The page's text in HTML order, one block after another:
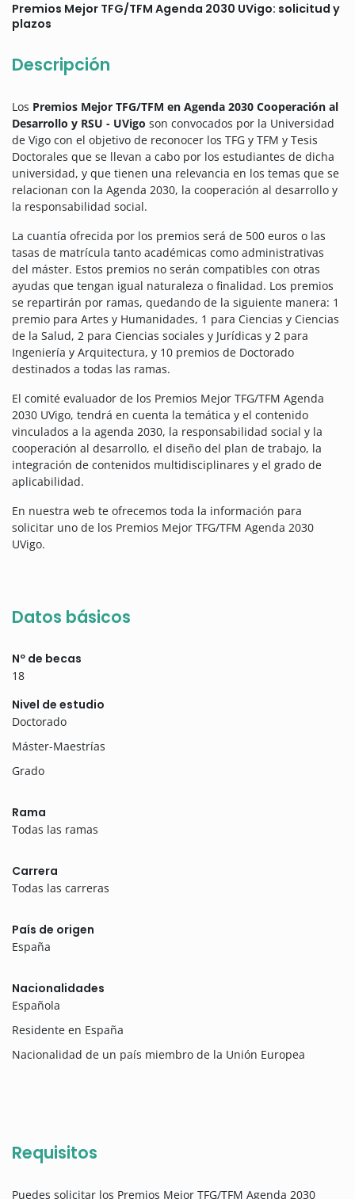
Premios Mejor TFG/TFM Agenda 2030 UVigo: solicitud y
plazos
Descripción
Los Premios Mejor TFG/TFM en Agenda 2030 Cooperación al
Desarrollo y RSU - UVigo son convocados por la Universidad
de Vigo con el objetivo de reconocer los TFG y TFM y Tesis
Doctorales que se llevan a cabo por los estudiantes de dicha
universidad, y que tienen una relevancia en los temas que se
relacionan con la Agenda 2030, la cooperación al desarrollo y
la responsabilidad social.
La cuantía ofrecida por los premios será de 500 euros o las
tasas de matrícula tanto académicas como administrativas
del máster. Estos premios no serán compatibles con otras
ayudas que tengan igual naturaleza o finalidad. Los premios
se repartirán por ramas, quedando de la siguiente manera: 1
premio para Artes y Humanidades, 1 para Ciencias y Ciencias
de la Salud, 2 para Ciencias sociales y Jurídicas y 2 para
Ingeniería y Arquitectura, y 10 premios de Doctorado
destinados a todas las ramas.
El comité evaluador de los Premios Mejor TFG/TFM Agenda
2030 UVigo, tendrá en cuenta la temática y el contenido
vinculados a la agenda 2030, la responsabilidad social y la
cooperación al desarrollo, el diseño del plan de trabajo, la
integración de contenidos multidisciplinares y el grado de
aplicabilidad.
En nuestra web te ofrecemos toda la información para
solicitar uno de los Premios Mejor TFG/TFM Agenda 2030
UVigo.
Datos básicos
Nº de becas
18
Nivel de estudio
Doctorado
Máster-Maestrías
Grado
Rama
Todas las ramas
Carrera
Todas las carreras
País de origen
España
Nacionalidades
Española
Residente en España
Nacionalidad de un país miembro de la Unión Europea
Requisitos
Puedes solicitar los Premios Mejor TFG/TFM Agenda 2030